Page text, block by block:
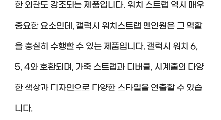
한 외관도 강조되는 제품입니다. 워치 스트랩 역시 매우
중요한 요소인데, 갤럭시 워치스트랩 엔인원은 그 역할
을 충실히 수행할 수 있는 제품입니다. 갤럭시 워치 6,
5, 4와 호환되며, 가죽 스트랩과 디버클, 시계줄의 다양
한 색상과 디자인으로 다양한 스타일을 연출할 수 있습
니다.